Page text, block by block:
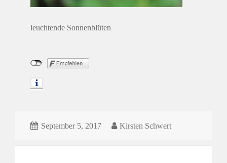
leuchtende Sonnenblüten
September 5, 2017 Kirsten Schwert